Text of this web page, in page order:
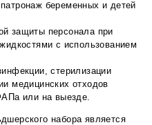
беременных и детей
защиты персонала при
с использованием
стерилизации
медицинских отходов
или на выезде.
набора является